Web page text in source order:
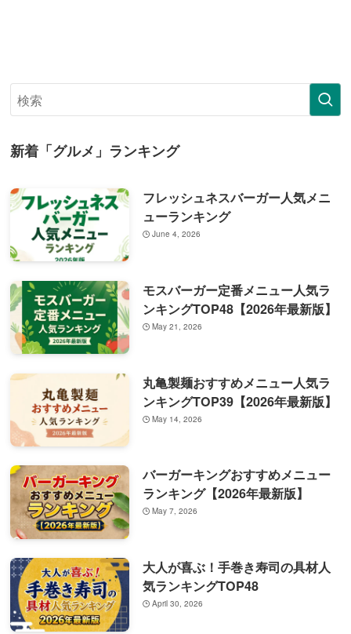
新着「グルメ」ランキング
フレッシュネスバーガー人気メニ
ューランキング
June 4, 2026
モスバーガー定番メニュー人気ラ
ンキングTOP48【2026年最新版】
May 21, 2026
丸亀製麺おすすめメニュー人気ラ
ンキングTOP39【2026年最新版】
May 14, 2026
バーガーキングおすすめメニュー
ランキング【2026年最新版】
May 7, 2026
大人が喜ぶ！手巻き寿司の具材人
気ランキングTOP48
April 30, 2026